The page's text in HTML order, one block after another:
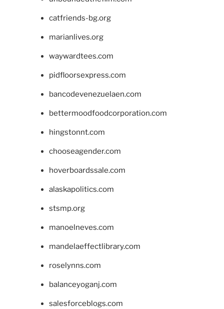
catfriends-bg.org
marianlives.org
waywardtees.com
pidfloorsexpress.com
bancodevenezuelaen.com
bettermoodfoodcorporation.com
hingstonnt.com
chooseagender.com
hoverboardssale.com
alaskapolitics.com
stsmp.org
manoelneves.com
mandelaeffectlibrary.com
roselynns.com
balanceyoganj.com
salesforceblogs.com